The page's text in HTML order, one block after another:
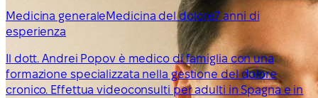
Medicina generaleMedicina del dolore7 anni di
esperienza
Il dott. Andrei Popov è medico di famiglia con una
formazione specializzata nella gestione del dolore
cronico. Effettua videoconsulti per adulti in Spagna e in